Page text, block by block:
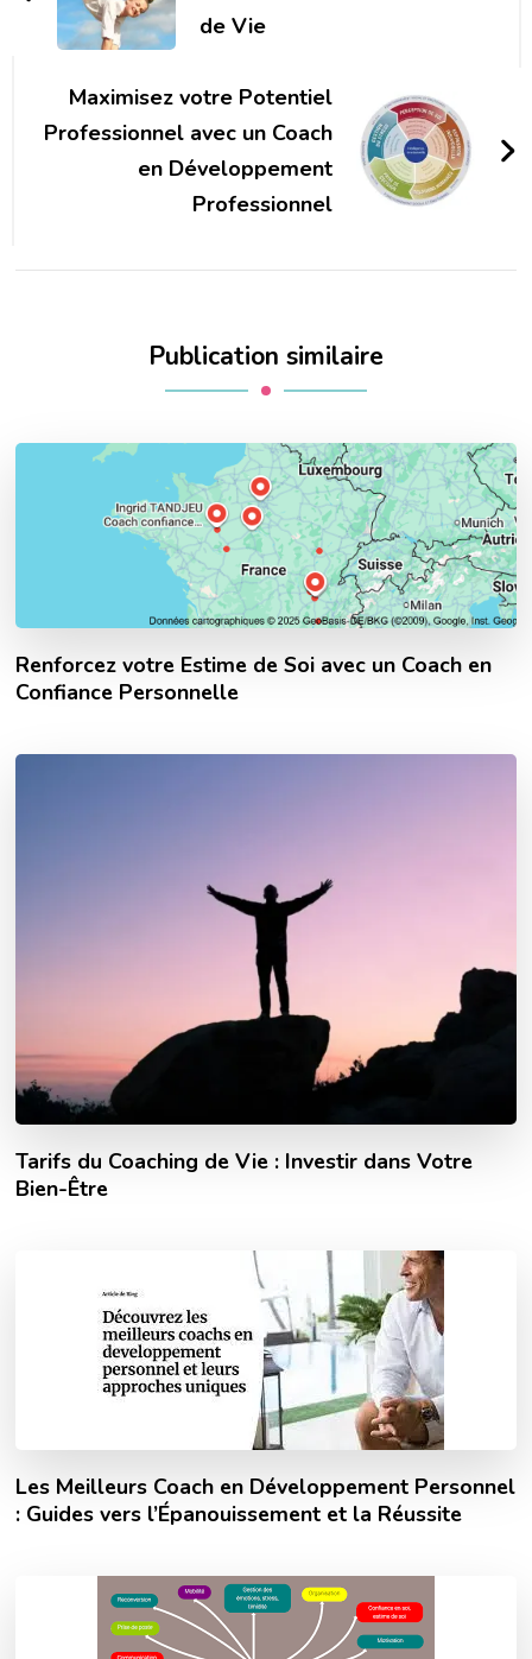
de Vie
Maximisez votre Potentiel
Professionnel avec un Coach
en Développement
Professionnel
Publication similaire
Renforcez votre Estime de Soi avec un Coach en
Confiance Personnelle
Tarifs du Coaching de Vie : Investir dans Votre
Bien-Être
Les Meilleurs Coach en Développement Personnel
: Guides vers l’Épanouissement et la Réussite